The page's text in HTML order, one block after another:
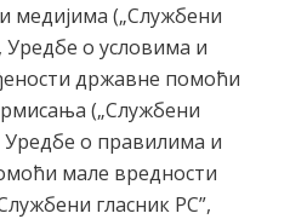
медијима („Службени
Уредбе о условима и
државне помоћи
(„Службени
Уредбе о правилима и
мале вредности
гласник РС”,